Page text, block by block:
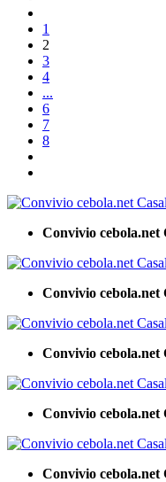
1
2
3
4
...
6
7
8
Convivio cebola.net
Convivio cebola.net
Convivio cebola.net
Convivio cebola.net
Convivio cebola.net